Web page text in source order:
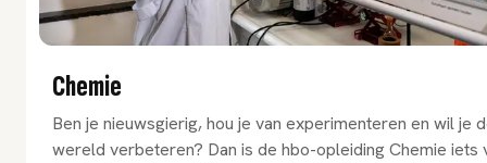
Chemie
Ben je nieuwsgierig, hou je van experimenteren en wil je
wereld verbeteren? Dan is de hbo-opleiding Chemie iets